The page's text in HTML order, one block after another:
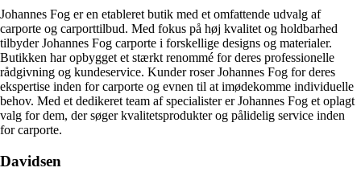
Johannes Fog er en etableret butik med et omfattende udvalg af
carporte og carporttilbud. Med fokus på høj kvalitet og holdbarhed
tilbyder Johannes Fog carporte i forskellige designs og materialer.
Butikken har opbygget et stærkt renommé for deres professionelle
rådgivning og kundeservice. Kunder roser Johannes Fog for deres
ekspertise inden for carporte og evnen til at imødekomme individuelle
behov. Med et dedikeret team af specialister er Johannes Fog et oplagt
valg for dem, der søger kvalitetsprodukter og pålidelig service inden
for carporte.
Davidsen